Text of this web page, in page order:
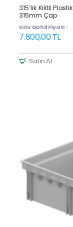
315’lik Kilitli
315mm Çap
KDV Dahil Fiyatı :
7.800,00 TL
Satın Al